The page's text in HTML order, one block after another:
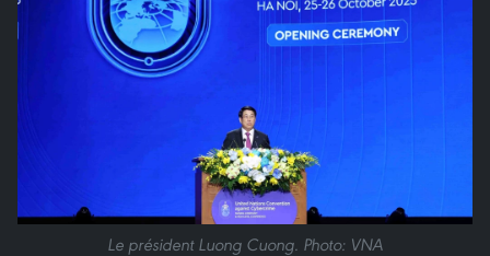
Le président Luong Cuong. Photo: VNA